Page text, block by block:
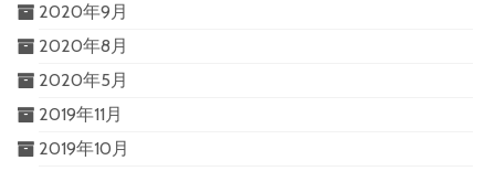
2020年9月
2020年8月
2020年5月
2019年11月
2019年10月